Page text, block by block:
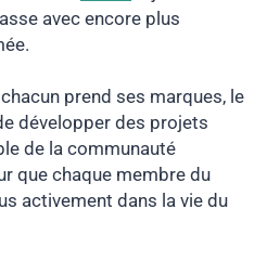
avec encore plus
prend ses marques, le
développer des projets
de la communauté
que chaque membre du
activement dans la vie du